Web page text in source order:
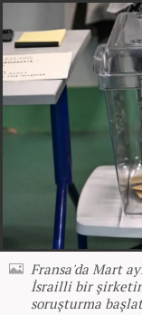
Fransa'da Mart
İsrailli bir
soruşturma